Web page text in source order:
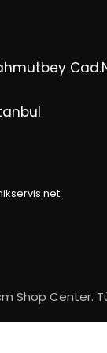
Shop Center.